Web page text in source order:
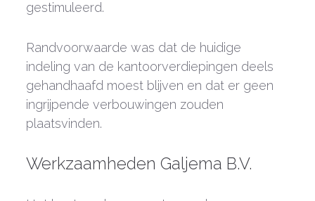
gestimuleerd.
Randvoorwaarde was dat de huidige
indeling van de kantoorverdiepingen deels
gehandhaafd moest blijven en dat er geen
ingrijpende verbouwingen zouden
plaatsvinden.
Werkzaamheden Galjema B.V.